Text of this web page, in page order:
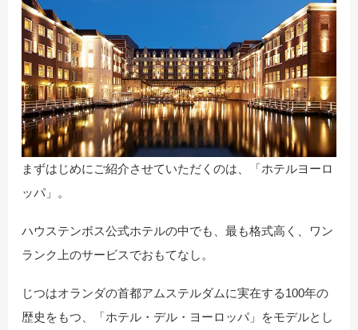
まずはじめにご紹介させていただくのは、「ホテルヨーロ
ッパ」。
ハウステンボス公式ホテルの中でも、最も格式高く、ワン
ランク上のサービスでおもてなし。
じつはオランダの首都アムステルダムに実在する100年の
歴史をもつ、「ホテル・デル・ヨーロッパ」をモデルとし